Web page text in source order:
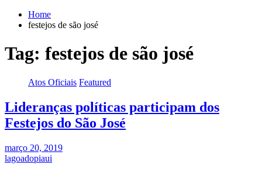
Home
festejos de são josé
Tag: festejos de são josé
Atos Oficiais Featured
Lideranças políticas participam dos
Festejos do São José
março 20, 2019
lagoadopiaui